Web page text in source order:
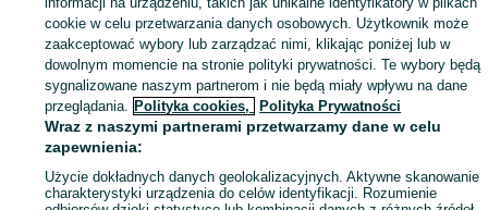
1035503318 Wyświetlenia:
Kup
cookie w celu przetwarzania danych osobowych. Użytkownik może
zaakceptować wybory lub zarządzać nimi, klikając poniżej lub w
dowolnym momencie na stronie polityki prywatności. Te wybory będą
sygnalizowane naszym partnerom i nie będą miały wpływu na dane
przeglądania. Polityka cookies, Polityka Prywatności
Wraz z naszymi partnerami przetwarzamy dane w celu
zapewnienia:
Użycie dokładnych danych geolokalizacyjnych. Aktywne skanowanie
charakterystyki urządzenia do celów identyfikacji. Rozumienie